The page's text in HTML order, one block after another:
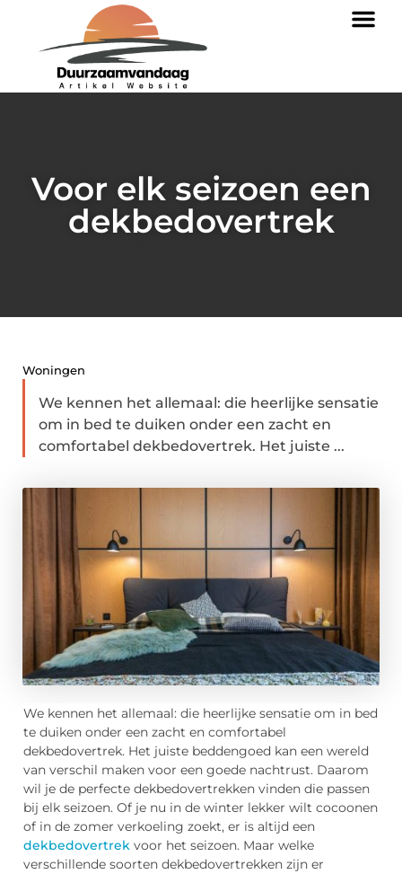
Voor elk seizoen een
dekbedovertrek
Woningen
We kennen het allemaal: die heerlijke sensatie
om in bed te duiken onder een zacht en
comfortabel dekbedovertrek. Het juiste ...
We kennen het allemaal: die heerlijke sensatie om in bed
te duiken onder een zacht en comfortabel
dekbedovertrek. Het juiste beddengoed kan een wereld
van verschil maken voor een goede nachtrust. Daarom
wil je de perfecte dekbedovertrekken vinden die passen
bij elk seizoen. Of je nu in de winter lekker wilt cocoonen
of in de zomer verkoeling zoekt, er is altijd een
dekbedovertrek voor het seizoen. Maar welke
verschillende soorten dekbedovertrekken zijn er